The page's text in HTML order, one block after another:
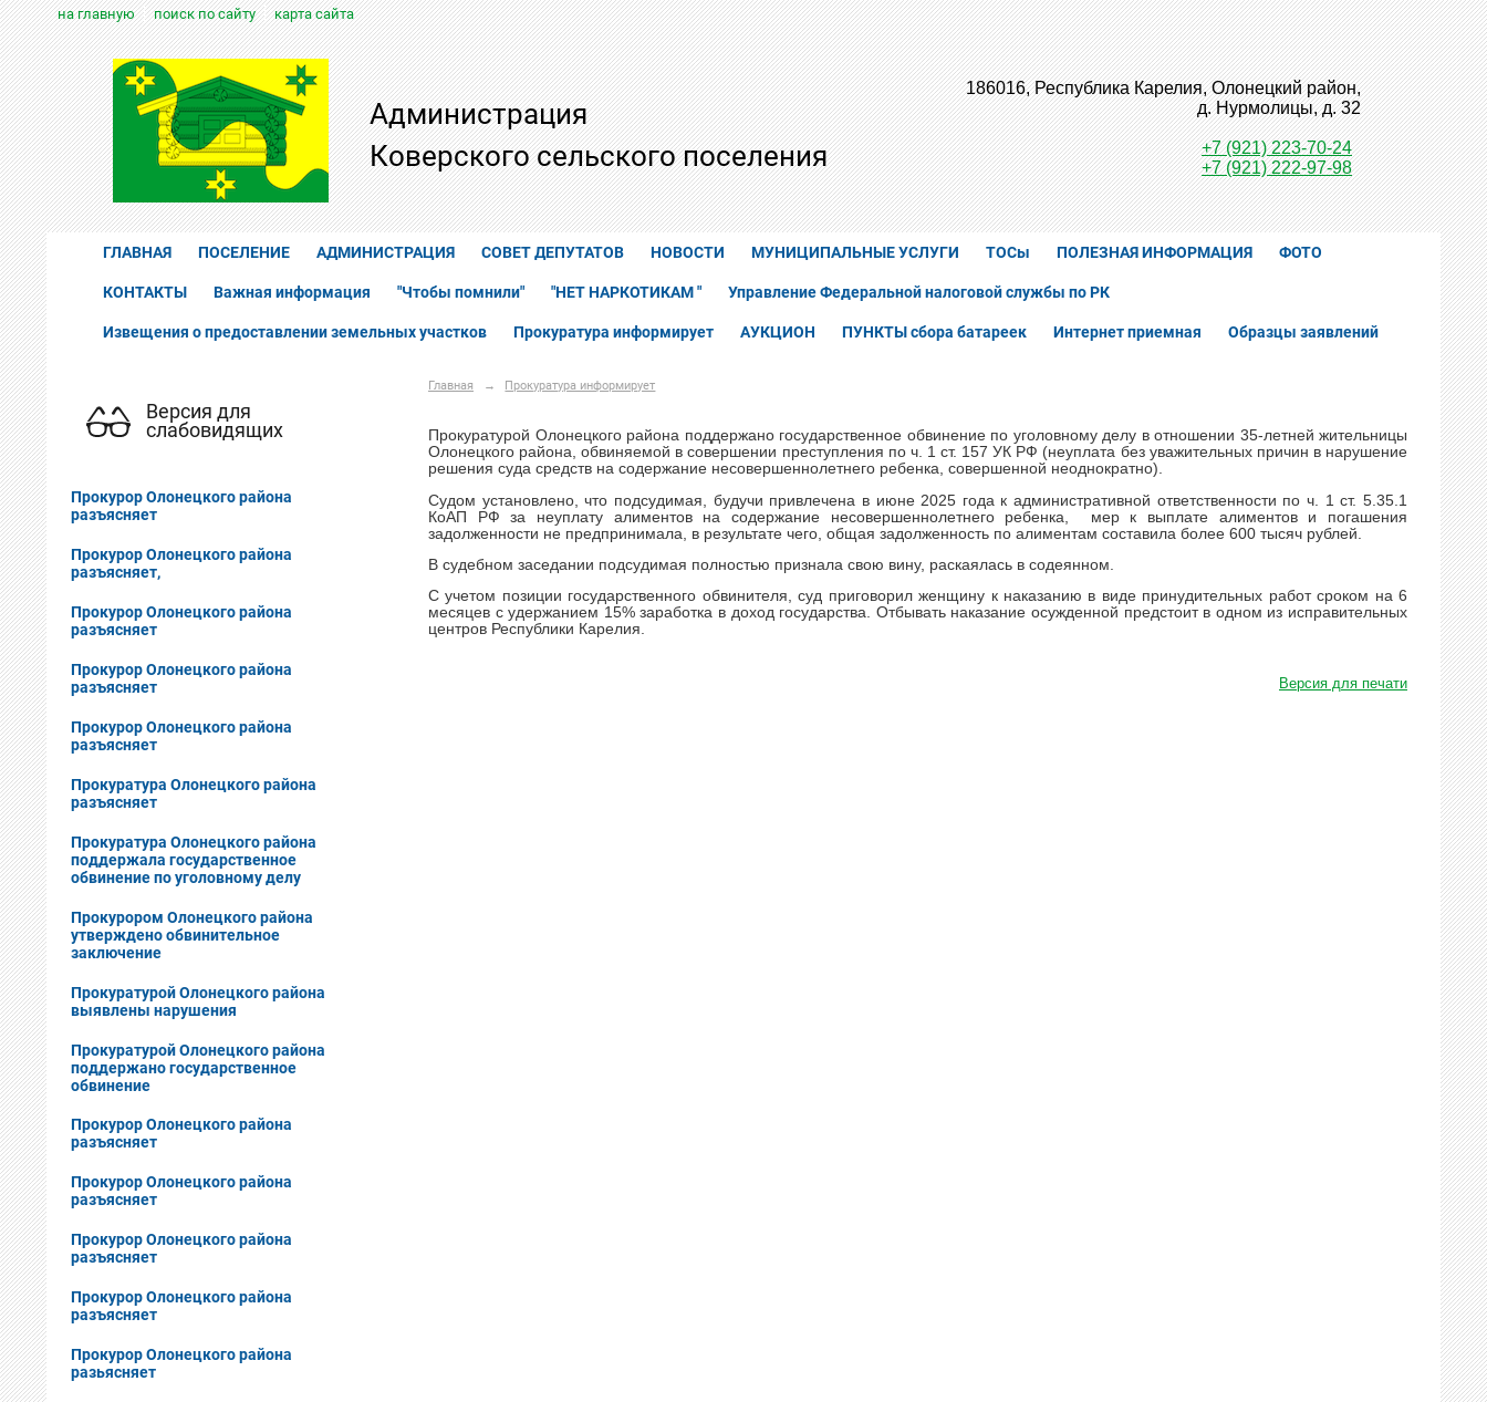
на главную поиск по сайту карта сайта
Администрация
Коверского сельского поселения
186016, Республика Карелия, Олонецкий район,
д. Нурмолицы, д. 32
+7 (921) 223-70-24
+7 (921) 222-97-98
ГЛАВНАЯ ПОСЕЛЕНИЕ АДМИНИСТРАЦИЯ СОВЕТ ДЕПУТАТОВ НОВОСТИ МУНИЦИПАЛЬНЫЕ УСЛУГИ ТОСы ПОЛЕЗНАЯ ИНФОРМАЦИЯ ФОТО
КОНТАКТЫ Важная информация "Чтобы помнили" "НЕТ НАРКОТИКАМ " Управление Федеральной налоговой службы по РК
Извещения о предоставлении земельных участков Прокуратура информирует АУКЦИОН ПУНКТЫ сбора батареек Интернет приемная Образцы заявлений
Версия для
слабовидящих
Прокурор Олонецкого района
разъясняет
Прокурор Олонецкого района
разъясняет,
Прокурор Олонецкого района
разъясняет
Прокурор Олонецкого района
разъясняет
Прокурор Олонецкого района
разъясняет
Прокуратура Олонецкого района
разъясняет
Прокуратура Олонецкого района
поддержала государственное
обвинение по уголовному делу
Прокурором Олонецкого района
утверждено обвинительное
заключение
Прокуратурой Олонецкого района
выявлены нарушения
Прокуратурой Олонецкого района
поддержано государственное
обвинение
Прокурор Олонецкого района
разъясняет
Прокурор Олонецкого района
разъясняет
Прокурор Олонецкого района
разъясняет
Прокурор Олонецкого района
разъясняет
Прокурор Олонецкого района
разьясняет
Главная → Прокуратура информирует
Прокуратурой Олонецкого района поддержано государственное обвинение по уголовному делу в отношении 35-летней жительницы
Олонецкого района, обвиняемой в совершении преступления по ч. 1 ст. 157 УК РФ (неуплата без уважительных причин в нарушение
решения суда средств на содержание несовершеннолетнего ребенка, совершенной неоднократно).
Судом установлено, что подсудимая, будучи привлечена в июне 2025 года к административной ответственности по ч. 1 ст. 5.35.1
КоАП РФ за неуплату алиментов на содержание несовершеннолетнего ребенка, мер к выплате алиментов и погашения
задолженности не предпринимала, в результате чего, общая задолженность по алиментам составила более 600 тысяч рублей.
В судебном заседании подсудимая полностью признала свою вину, раскаялась в содеянном.
С учетом позиции государственного обвинителя, суд приговорил женщину к наказанию в виде принудительных работ сроком на 6
месяцев с удержанием 15% заработка в доход государства. Отбывать наказание осужденной предстоит в одном из исправительных
центров Республики Карелия.
Версия для печати